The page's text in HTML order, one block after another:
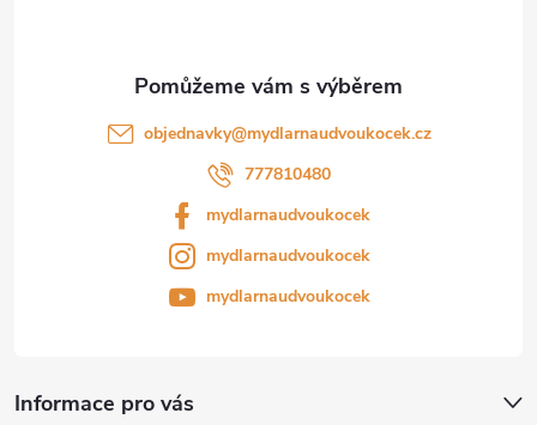
objednavky@mydlarnaudvoukocek.cz
777810480
mydlarnaudvoukocek
mydlarnaudvoukocek
mydlarnaudvoukocek
Informace pro vás